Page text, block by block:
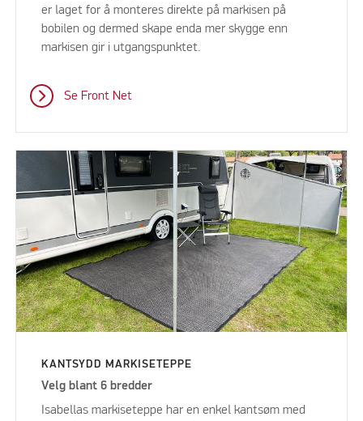
er laget for å monteres direkte på markisen på
bobilen og dermed skape enda mer skygge enn
markisen gir i utgangspunktet.
Se Front Net
KANTSYDD MARKISETEPPE
Velg blant 6 bredder
Isabellas markiseteppe har en enkel kantsøm med